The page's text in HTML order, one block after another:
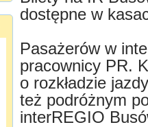
dostępne w
Pasażerów w
pracownicy PR.
o rozkładzie
też podróżnym
interREGIO